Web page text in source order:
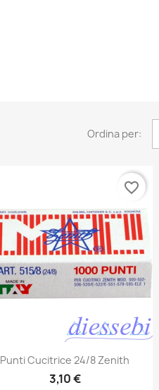
Ordina per:
Anteprima
Punti Cucitrice 24/8 Zenith
3,10 €
favorite_border